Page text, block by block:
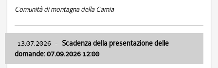
Comunità di montagna della Carnia
13.07.2026 - Scadenza della presentazione delle
domande: 07.09.2026 12:00